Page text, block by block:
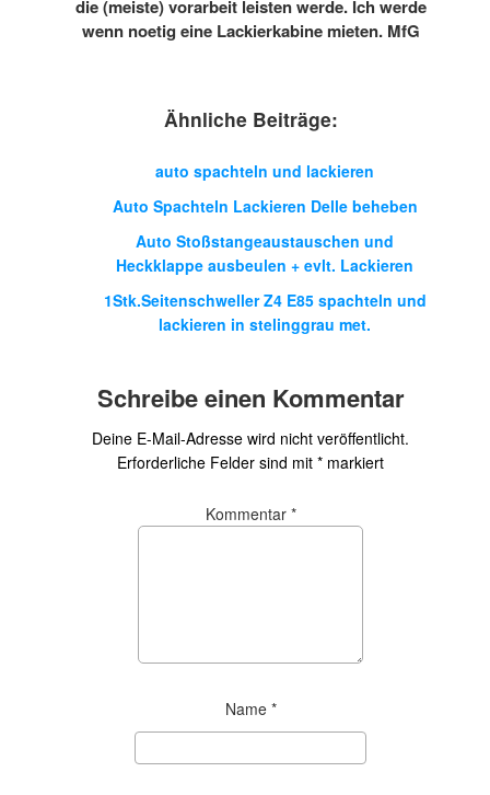
die (meiste) vorarbeit leisten werde. Ich werde
wenn noetig eine Lackierkabine mieten. MfG
Ähnliche Beiträge:
auto spachteln und lackieren
Auto Spachteln Lackieren Delle beheben
Auto Stoßstangeaustauschen und
Heckklappe ausbeulen + evlt. Lackieren
1Stk.Seitenschweller Z4 E85 spachteln und
lackieren in stelinggrau met.
Schreibe einen Kommentar
Deine E-Mail-Adresse wird nicht veröffentlicht.
Erforderliche Felder sind mit * markiert
Kommentar *
Name *